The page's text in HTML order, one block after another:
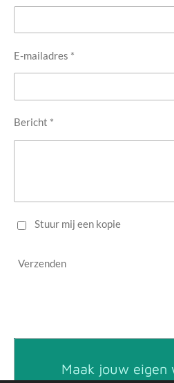
E-mailadres *
Bericht *
Stuur mij een kopie
Verzenden
Maak jouw eigen